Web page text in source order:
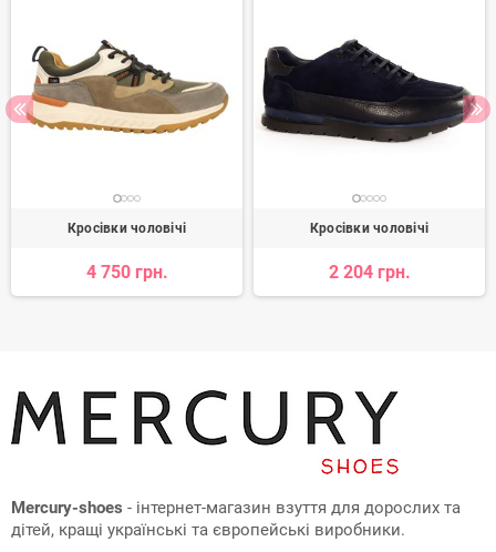
Кросівки чоловічі
4 750 грн.
Кросівки чоловічі
2 204 грн.
Mercury-shoes - інтернет-магазин взуття для дорослих та
дітей, кращі українські та європейські виробники.